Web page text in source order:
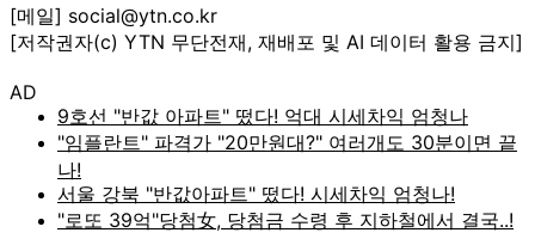
[메일] social@ytn.co.kr
[저작권자(c) YTN 무단전재, 재배포 및 AI 데이터 활용 금지]
AD